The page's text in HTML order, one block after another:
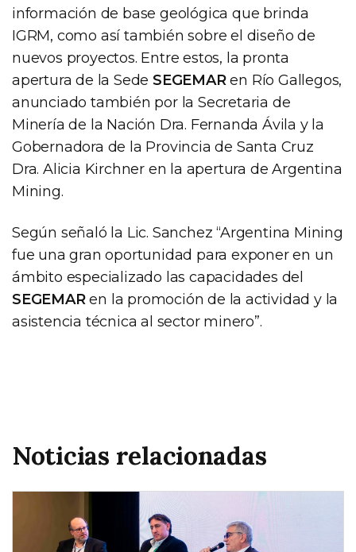
información de base geológica que brinda
IGRM, como así también sobre el diseño de
nuevos proyectos. Entre estos, la pronta
apertura de la SedeSEGEMARen Río Gallegos,
anunciado también por la Secretaria de
Minería de la Nación Dra. Fernanda Ávila y la
Gobernadora de la Provincia de Santa Cruz
Dra. Alicia Kirchner en la apertura de Argentina
Mining.
Según señaló la Lic. Sanchez “Argentina Mining
fue una gran oportunidad para exponer en un
ámbito especializado las capacidades del
SEGEMARen la promoción de la actividad y la
asistencia técnica al sector minero”.
Noticias relacionadas